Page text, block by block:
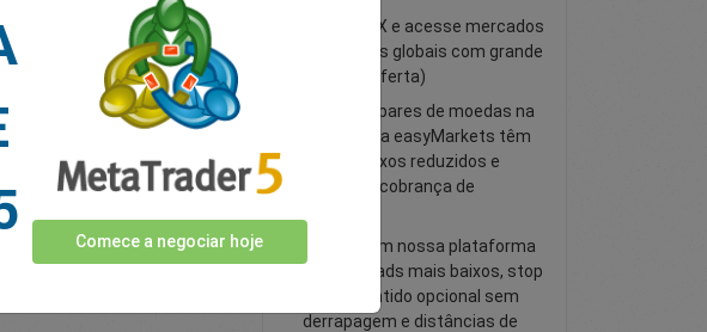
Negocie FX e acesse mercados
financeiros globais com grande
liquidez (oferta)
Todos os pares de moedas na
plataforma easyMarkets têm
spreads fixos reduzidos e
nenhuma cobrança de
Negocie em nossa plataforma
com spreads mais baixos, stop
loss garantido opcional sem
derrapagem e distâncias de
Comece a negociar hoje